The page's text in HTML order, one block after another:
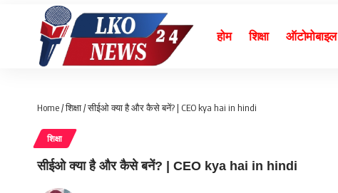
होम शिक्षा ऑटोमोबाइल
Home/शिक्षा/सीईओ क्या है और कैसे बनें? | CEO kya hai in hindi
शिक्षा
सीईओ क्या है और कैसे बनें? | CEO kya hai in hindi